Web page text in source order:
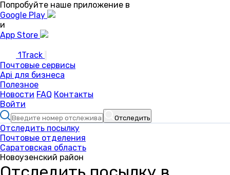
Попробуйте наше приложение в
Google Play
и
App Store
1Track
Почтовые сервисы
Api для бизнеса
Полезное
Новости FAQ Контакты
Войти
Отследить
Отследить посылку
Почтовые отделения
Саратовская область
Новоузенский район